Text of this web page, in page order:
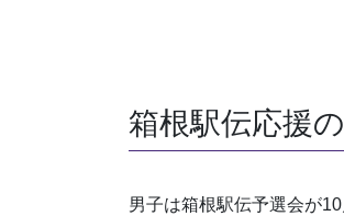
箱根駅伝応援
男子は箱根駅伝予選会が